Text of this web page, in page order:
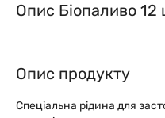
Опис Біопаливо 12
Опис продукту
Спеціальна рідина для